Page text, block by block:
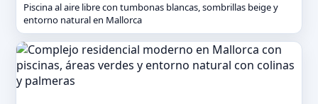
Piscina al aire libre con tumbonas blancas, sombrillas beige y
entorno natural en Mallorca